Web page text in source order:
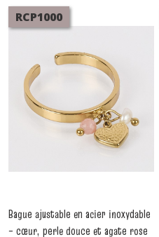
RCP1000
Bague ajustable en acier inoxydable
– cœur, perle douce et agate rose